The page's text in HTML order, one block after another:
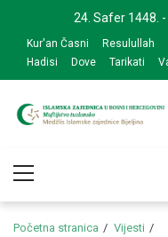
navigation
content
24. Safer 1448.
Kur'an Časni Resulullah
Hadisi
Dove Tarikati
Menu
Početna stranica
Vijesti